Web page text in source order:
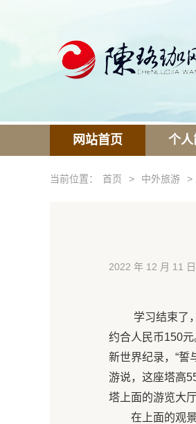
网站首页 个人
当前位置： 首页 > 中外旅游 >
2022 年 12 月 11 日
学习结束了
约合人民币150
新世界纪录，“誓
游说，这座塔高
塔上面的游览大
在上面的观景